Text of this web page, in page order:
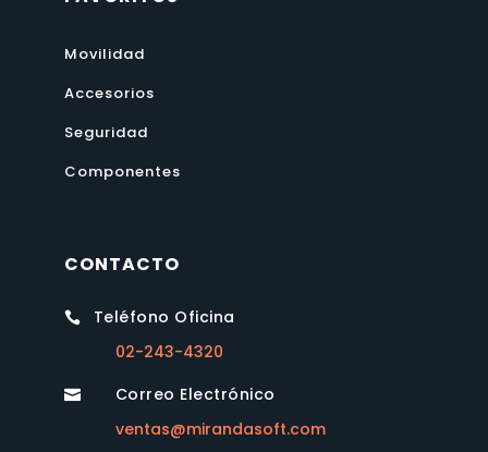
Movilidad
Accesorios
Seguridad
Componentes
CONTACTO

Teléfono Oficina
02-243-4320

Correo Electrónico
ventas@mirandasoft.com